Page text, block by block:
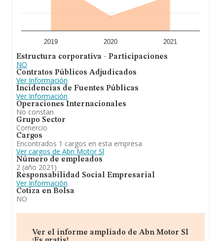
2019 2020 2021
Estructura corporativa - Participaciones
NO
Contratos Públicos Adjudicados
Ver Información
Incidencias de Fuentes Públicas
Ver Información
Operaciones Internacionales
No constan
Grupo Sector
Comercio
Cargos
Encontrados 1 cargos en esta empresa
Ver cargos de Abn Motor Sl
Número de empleados
2 (año 2021)
Responsabilidad Social Empresarial
Ver Información
Cotiza en Bolsa
NO
Ver el informe ampliado de Abn Motor Sl